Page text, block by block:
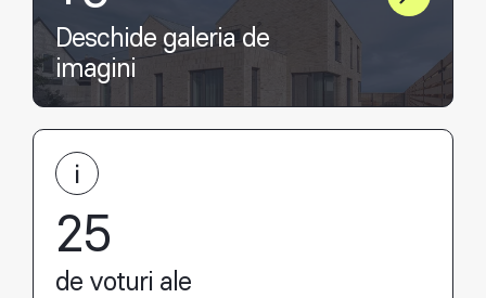
Deschide galeria de
imagini
25
de voturi ale